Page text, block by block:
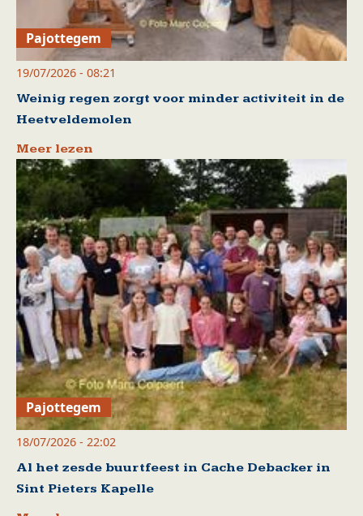
Pajottegem
19/07/2026 - 08:21
Weinig regen zorgt voor minder activiteit in de
Heetveldemolen
Meer lezen
Pajottegem
18/07/2026 - 22:02
Al het zesde buurtfeest in Cache Debacker in
Sint Pieters Kapelle